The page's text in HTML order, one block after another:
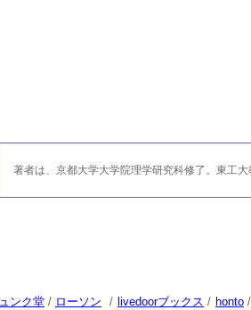
著者は、京都大学大学院理学研究科修了。東工大
ンク堂/ ローソン / livedoorブックス / honto/